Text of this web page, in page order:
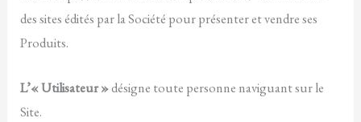
des sites édités par la Société pour présenter et vendre ses
Produits.
L’« Utilisateur »désigne toute personne naviguant sur le
Site.